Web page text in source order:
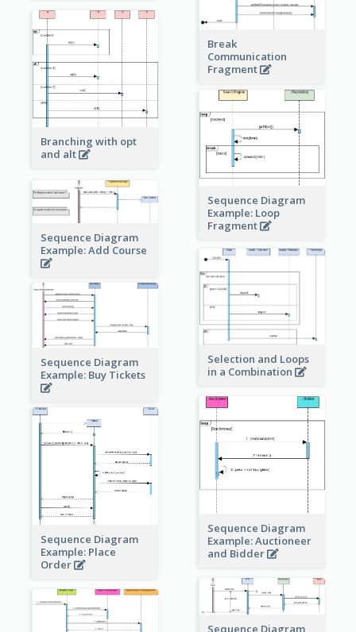
Break
Communication
Fragment
Branching with opt
and alt
Sequence Diagram
Example: Loop
Fragment
Sequence Diagram
Example: Add Course
Selection and Loops
in a Combination
Sequence Diagram
Example: Buy Tickets
Sequence Diagram
Example: Auctioneer
and Bidder
Sequence Diagram
Example: Place
Order
Sequence Diagram